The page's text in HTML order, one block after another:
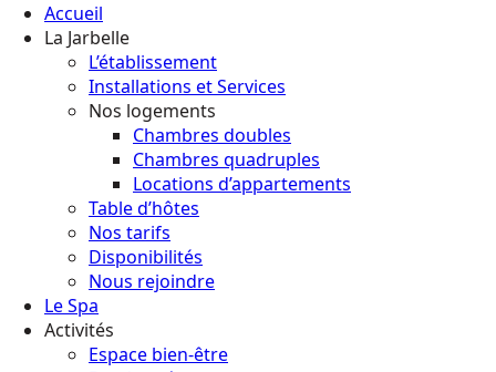
Accueil
La Jarbelle
L’établissement
Installations et Services
Nos logements
Chambres doubles
Chambres quadruples
Locations d’appartements
Table d’hôtes
Nos tarifs
Disponibilités
Nous rejoindre
Le Spa
Activités
Espace bien-être